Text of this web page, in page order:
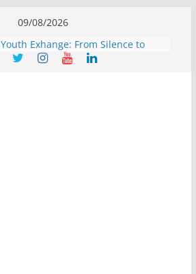
09/08/2026
Youth Exhange: From Silence to
Strength